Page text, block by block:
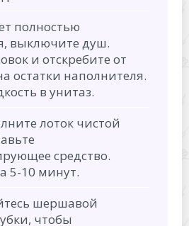
полностью
выключите душ.
и отскребите от
остатки наполнителя.
в унитаз.
лоток чистой
средство.
5-10 минут.
шершавой
чтобы